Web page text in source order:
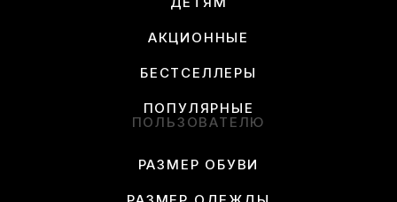
АКЦИОННЫЕ
БЕСТСЕЛЛЕРЫ
ПОПУЛЯРНЫЕ
ПОЛЬЗОВАТЕЛЮ
РАЗМЕР ОБУВИ